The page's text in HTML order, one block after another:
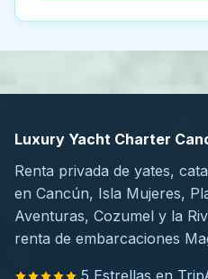
Luxury Yacht Charter
Renta privada de yates,
en Cancún, Isla Mujeres,
Aventuras, Cozumel y la
renta de embarcaciones